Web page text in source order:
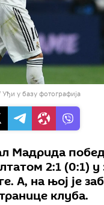
Уђи у базу фотографија
Мадрида
2:1 (0:1)
А, на њој је
клуба.